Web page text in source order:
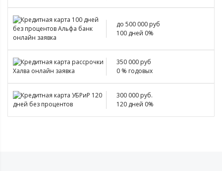
до 500 000 руб
100 дней 0%
350 000 руб
0 % годовых
300 000 руб.
120 дней 0%